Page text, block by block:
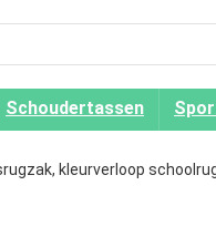
Schoudertassen
kleurverloop